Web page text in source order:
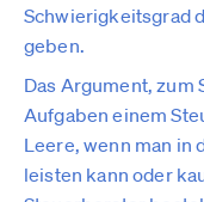
Schwierigkeitsgrad
geben.
Das Argument, zum
Aufgaben einem
Leere, wenn man in
leisten kann oder